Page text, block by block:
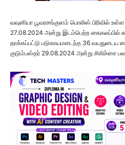
வவுனியா பூவரசங்குளம் பொலிஸ் பிரிவில்
27.08.2024 அன்று இடம்பெற்ற கைகலப்பில்
தாக்கப்பட்டு படுகாயமடைந்த 36 வயதுடைய
குடும்பஸ்தர் 29.08.2024 அன்று சிகிச்சை